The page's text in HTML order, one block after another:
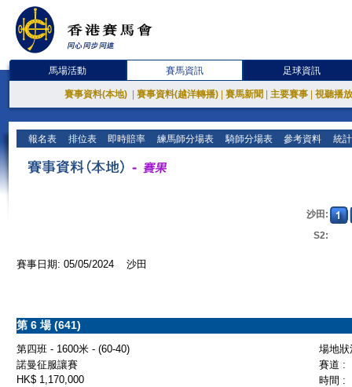
馬場活動 賽馬資訊 足球資訊
賽事資料(本地) 賽事資料(越洋轉播) 賽馬新聞 主要賽事 視聽播
報名表 排位表 即時賠率 練馬師分場表 騎師分場表 參考資料 統
沙田:
S2:
賽事日期: 05/05/2024 沙田
第 6 場 (641)
第四班 - 1600米 - (60-40)
場地
諾曼征服讓賽
賽道 :
HK$ 1,170,000
時間 :